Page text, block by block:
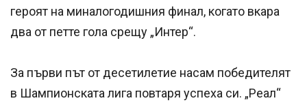
героят на миналогодишния финал, когато вкара
два от петте гола срещу „Интер“.
За първи път от десетилетие насам победителят
в Шампионската лига повтаря успеха си. „Реал“